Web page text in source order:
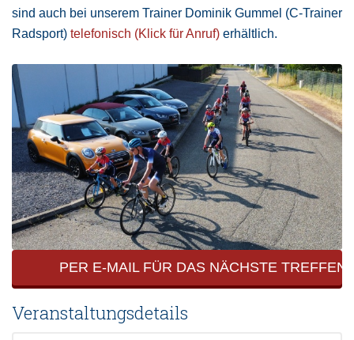
sind auch bei unserem Trainer Dominik Gummel (C-Trainer
Radsport) telefonisch (Klick für Anruf) erhältlich.
PER E-MAIL FÜR DAS NÄCHSTE TREFFEN
Veranstaltungsdetails